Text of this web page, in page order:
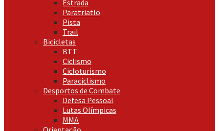
Estrada
Paratriatlo
Pista
Trail
Bicicletas
BTT
Ciclismo
Cicloturismo
Paraciclismo
Desportos de Combate
Defesa Pessoal
Lutas Olímpicas
MMA